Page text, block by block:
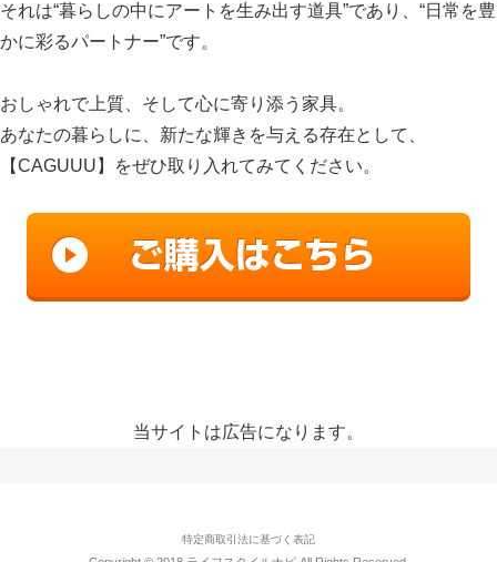
それは“暮らしの中にアートを生み出す道具”であり、“日常を豊
かに彩るパートナー”です。
おしゃれで上質、そして心に寄り添う家具。
あなたの暮らしに、新たな輝きを与える存在として、
【CAGUUU】をぜひ取り入れてみてください。
当サイトは広告になります。
特定商取引法に基づく表記